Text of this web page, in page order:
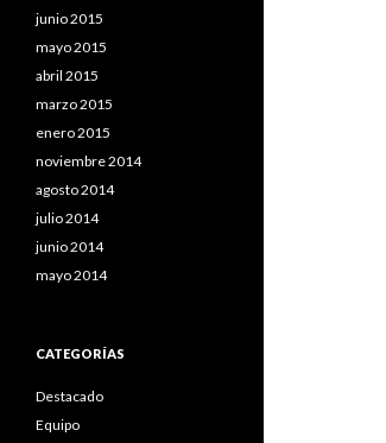
junio 2015
mayo 2015
abril 2015
marzo 2015
enero 2015
noviembre 2014
agosto 2014
julio 2014
junio 2014
mayo 2014
CATEGORÍAS
Destacado
Equipo